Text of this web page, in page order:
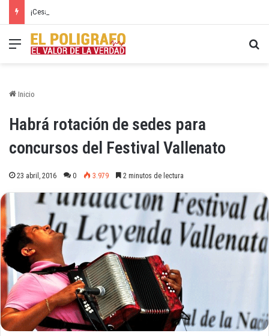
¡Cesar conmemoró por todo lo alto el 20 de Julio!
Menú
Inicio
Habrá rotación de sedes para
concursos del Festival Vallenato
23 abril, 2016 0 3.979 2 minutos de lectura